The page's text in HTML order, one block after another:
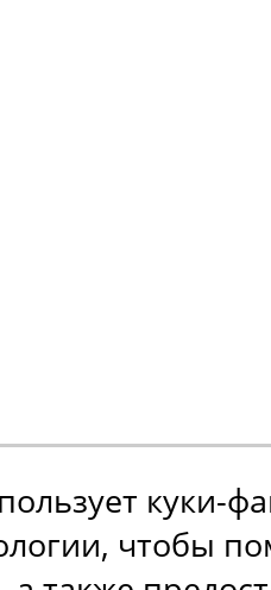
куки-
чтобы